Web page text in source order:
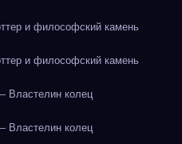
и философский камень
и философский камень
Властелин колец
Властелин колец